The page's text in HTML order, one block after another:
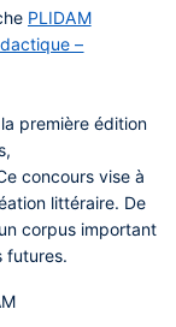
PLIDAM
–
première édition
concours vise à
littéraire. De
corpus important
futures.